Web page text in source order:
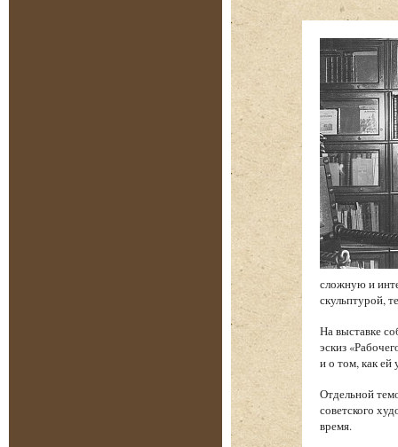
сложную и
скульптурой,
На выставке
эскиз
и о том, как ей
Отдельной
советского
время.